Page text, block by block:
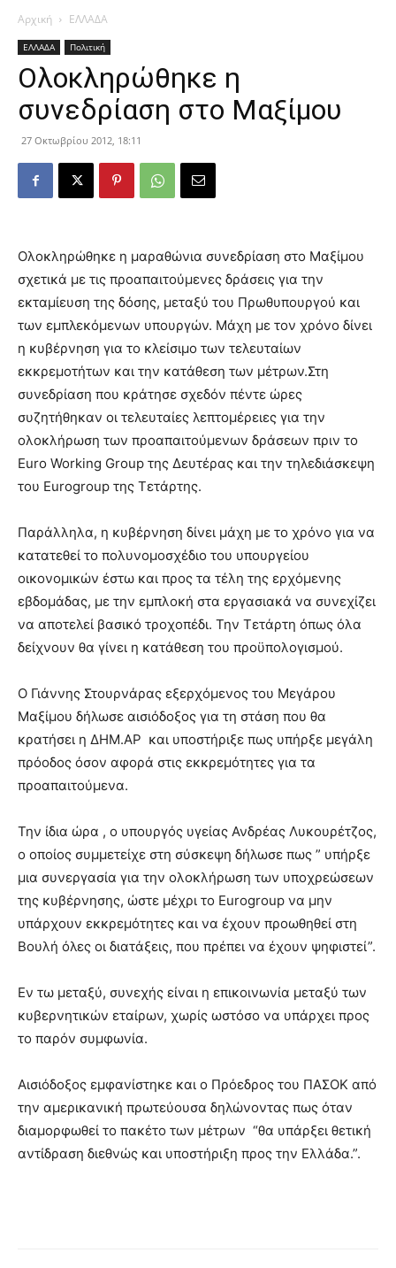
Αρχική ΕΛΛΑΔΑ
ΕΛΛΑΔΑ Πολιτική
Ολοκληρώθηκε η
συνεδρίαση στο Μαξίμου
27 Οκτωβρίου 2012, 18:11
Ολοκληρώθηκε η μαραθώνια συνεδρίαση στο Μαξίμου
σχετικά με τις προαπαιτούμενες δράσεις για την
εκταμίευση της δόσης, μεταξύ του Πρωθυπουργού και
των εμπλεκόμενων υπουργών. Μάχη με τον χρόνο δίνει
η κυβέρνηση για το κλείσιμο των τελευταίων
εκκρεμοτήτων και την κατάθεση των μέτρων.Στη
συνεδρίαση που κράτησε σχεδόν πέντε ώρες
συζητήθηκαν οι τελευταίες λεπτομέρειες για την
ολοκλήρωση των προαπαιτούμενων δράσεων πριν το
Euro Working Group της Δευτέρας και την τηλεδιάσκεψη
του Eurogroup της Τετάρτης.
Παράλληλα, η κυβέρνηση δίνει μάχη με το χρόνο για να
κατατεθεί το πολυνομοσχέδιο του υπουργείου
οικονομικών έστω και προς τα τέλη της ερχόμενης
εβδομάδας, με την εμπλοκή στα εργασιακά να συνεχίζει
να αποτελεί βασικό τροχοπέδι. Την Τετάρτη όπως όλα
δείχνουν θα γίνει η κατάθεση του προϋπολογισμού.
Ο Γιάννης Στουρνάρας εξερχόμενος του Μεγάρου
Μαξίμου δήλωσε αισιόδοξος για τη στάση που θα
κρατήσει η ΔΗΜ.ΑΡ και υποστήριξε πως υπήρξε μεγάλη
πρόοδος όσον αφορά στις εκκρεμότητες για τα
προαπαιτούμενα.
Την ίδια ώρα , ο υπουργός υγείας Ανδρέας Λυκουρέτζος,
ο οποίος συμμετείχε στη σύσκεψη δήλωσε πως ” υπήρξε
μια συνεργασία για την ολοκλήρωση των υποχρεώσεων
της κυβέρνησης, ώστε μέχρι το Eurogroup να μην
υπάρχουν εκκρεμότητες και να έχουν προωθηθεί στη
Βουλή όλες οι διατάξεις, που πρέπει να έχουν ψηφιστεί”.
Εν τω μεταξύ, συνεχής είναι η επικοινωνία μεταξύ των
κυβερνητικών εταίρων, χωρίς ωστόσο να υπάρχει προς
το παρόν συμφωνία.
Αισιόδοξος εμφανίστηκε και ο Πρόεδρος του ΠΑΣΟΚ από
την αμερικανική πρωτεύουσα δηλώνοντας πως όταν
διαμορφωθεί το πακέτο των μέτρων “θα υπάρξει θετική
αντίδραση διεθνώς και υποστήριξη προς την Ελλάδα.”.